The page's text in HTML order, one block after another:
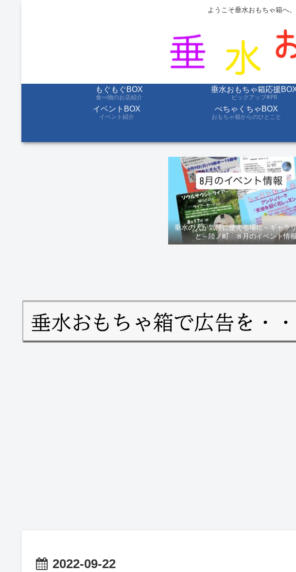
ようこそ垂水おもちゃ箱へ
もぐもぐBOX
食べ物のお店紹介
垂水おもちゃ箱応援
ピックアップ#PR
イベントBOX
イベント紹介
ぺちゃくちゃBOX
おもちゃ箱からのひとこと
垂水の人が気軽に使える場に～ギャラ
と～陸ノ町 ８月のイベント情
2022-09-22